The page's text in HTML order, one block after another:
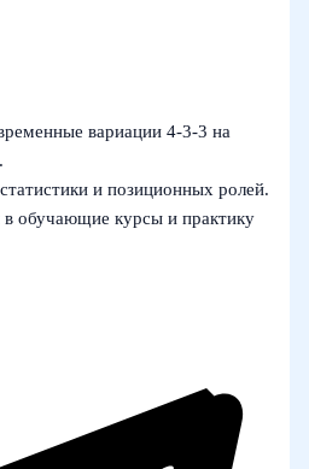
вариации 4-3-3 на
и позиционных ролей.
в обучающие курсы и практику